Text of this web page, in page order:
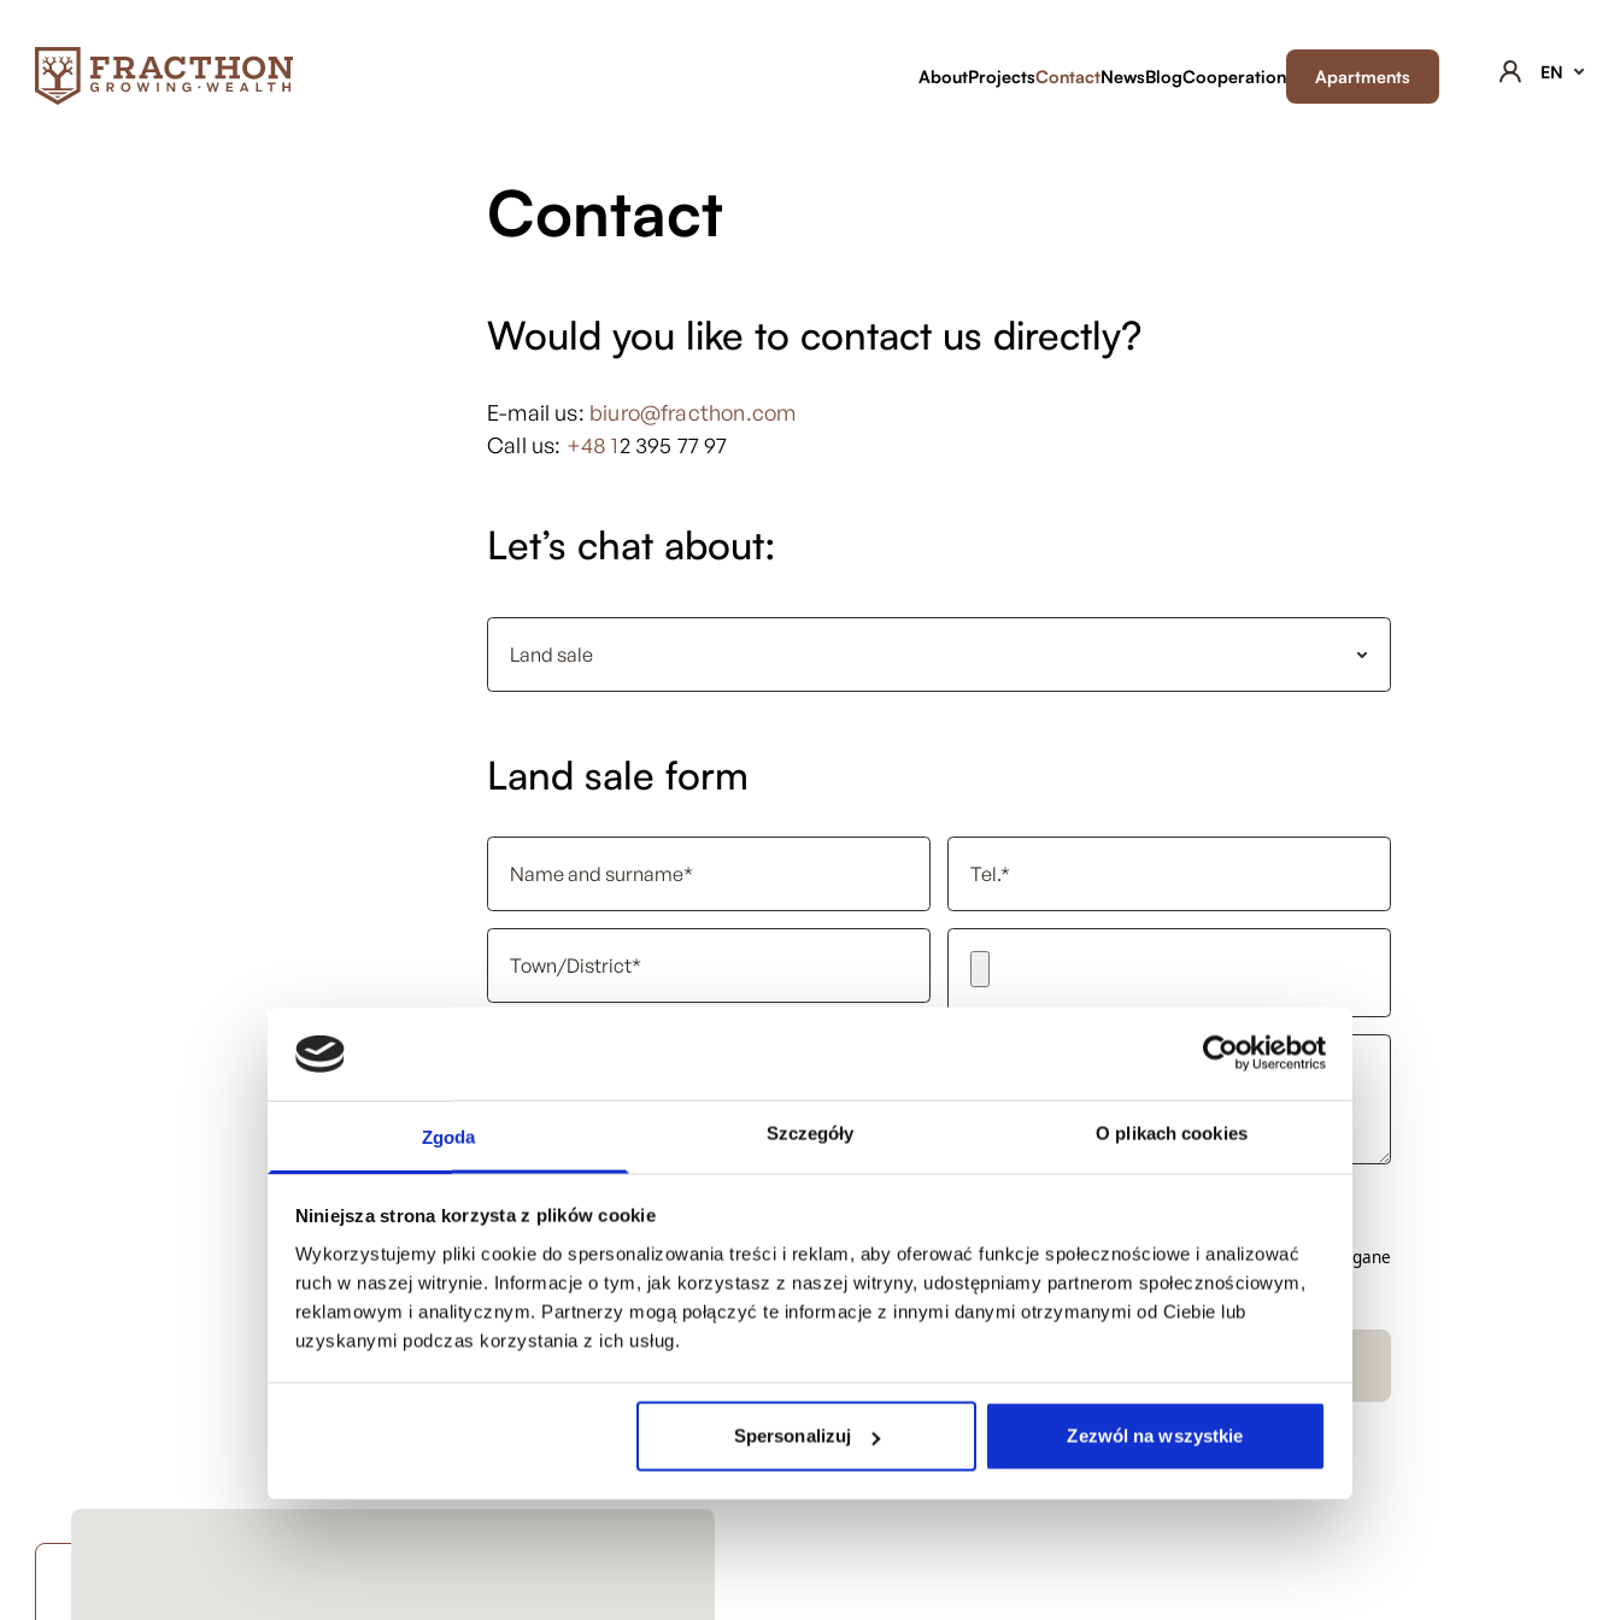
Zgoda Szczegóły O plikach cookies
Niniejsza strona korzysta z plików cookie
Wykorzystujemy pliki cookie do spersonalizowania treści i reklam, aby oferować funkcje społecznościowe i analizować
ruch w naszej witrynie. Informacje o tym, jak korzystasz z naszej witryny, udostępniamy partnerom społecznościowym,
reklamowym i analitycznym. Partnerzy mogą połączyć te informacje z innymi danymi otrzymanymi od Ciebie lub
uzyskanymi podczas korzystania z ich usług.
Spersonalizuj Zezwól na wszystkie
AboutProjectsContactNewsBlogCooperation Apartments EN
Contact
Would you like to contact us directly?
E-mail us: biuro@fracthon.com
Call us: +48 12 395 77 97
Let’s chat about:
Land sale form
the...More
* Pola wymagane